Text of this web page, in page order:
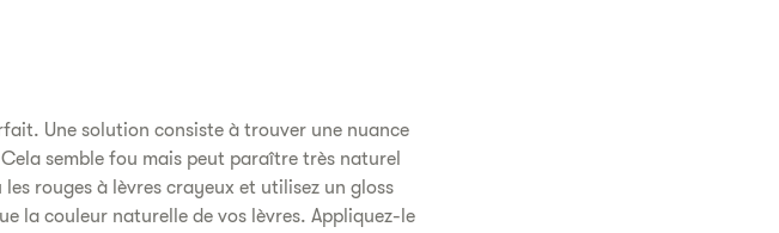
Une solution consiste à trouver une nuance
semble fou mais peut paraître très naturel
rouges à lèvres crayeux et utilisez un gloss
la couleur naturelle de vos lèvres. Appliquez-le